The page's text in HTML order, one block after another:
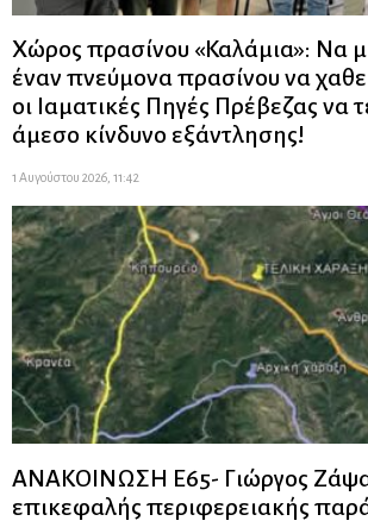
Χώρος πρασίνου «Καλάμια»: Να
έναν πνεύμονα πρασίνου να
οι Ιαματικές Πηγές Πρέβεζας να
άμεσο κίνδυνο εξάντλησης!
1 Αυγούστου 2026, 11:42
ΑΝΑΚΟΙΝΩΣΗ Ε65- Γιώργος
επικεφαλής περιφερειακής